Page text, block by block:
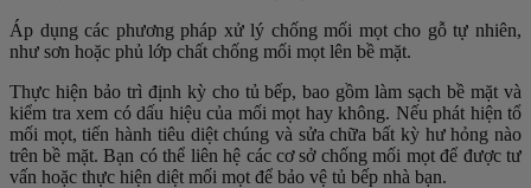
Áp dụng các phương pháp xử lý chống mối mọt cho gỗ tự nhiên,
như sơn hoặc phủ lớp chất chống mối mọt lên bề mặt.
Thực hiện bảo trì định kỳ cho tủ bếp, bao gồm làm sạch bề mặt và
kiểm tra xem có dấu hiệu của mối mọt hay không. Nếu phát hiện tổ
mối mọt, tiến hành tiêu diệt chúng và sửa chữa bất kỳ hư hỏng nào
trên bề mặt. Bạn có thể liên hệ các cơ sở chống mối mọt để được tư
vấn hoặc thực hiện diệt mối mọt để bảo vệ tủ bếp nhà bạn.